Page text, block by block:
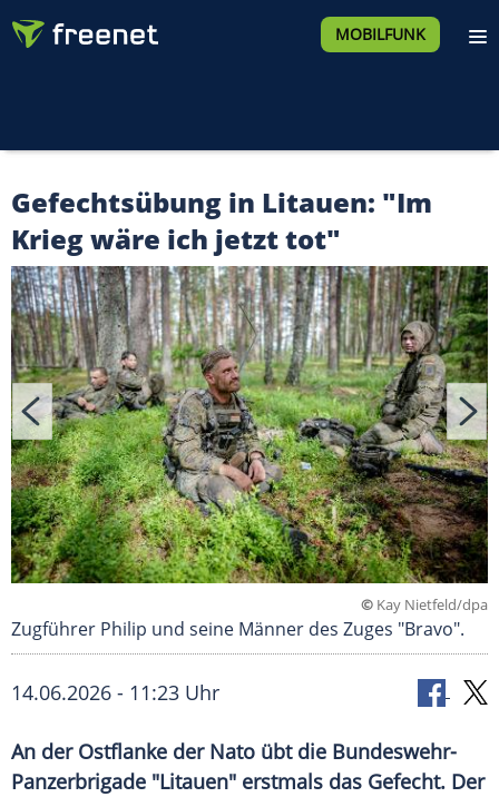
MOBILFUNK
Gefechtsübung in Litauen: "Im
Krieg wäre ich jetzt tot"
© Kay Nietfeld/dpa
Zugführer Philip und seine Männer des Zuges "Bravo".
14.06.2026 - 11:23 Uhr
An der Ostflanke der Nato übt die Bundeswehr-
Panzerbrigade "Litauen" erstmals das Gefecht. Der